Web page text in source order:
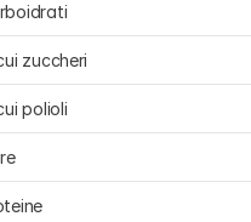
zuccheri
polioli